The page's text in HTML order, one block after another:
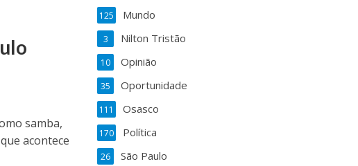
samba,
acontece
Mundo
125
Nilton Tristão
3
Opinião
10
Oportunidade
35
Osasco
111
Política
170
São Paulo
26